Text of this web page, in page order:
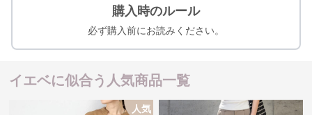
購入時のルール
必ず購入前にお読みください。
イエベに似合う人気商品一覧
人気